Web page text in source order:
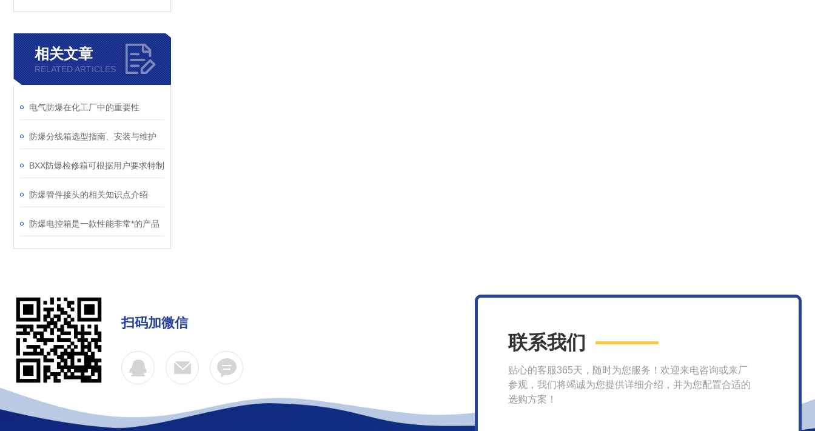
相关文章
RELATED ARTICLES
电气防爆在化工厂中的重要性
防爆分线箱选型指南、安装与维护
BXX防爆检修箱可根据用户要求特制
防爆管件接头的相关知识点介绍
防爆电控箱是一款性能非常*的产品
扫码加微信
联系我们
贴心的客服365天，随时为您服务！欢迎来电咨询或来厂
参观，我们将竭诚为您提供详细介绍，并为您配置合适的
选购方案！